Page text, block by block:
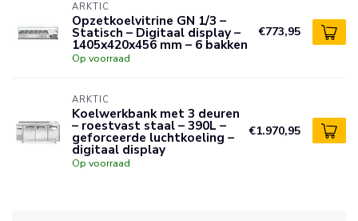
ARKTIC
Opzetkoelvitrine GN 1/3 –
Statisch – Digitaal display –
1405x420x456 mm – 6 bakken
Op voorraad
€773,95
ARKTIC
Koelwerkbank met 3 deuren
– roestvast staal – 390L –
geforceerde luchtkoeling –
digitaal display
Op voorraad
€1.970,95